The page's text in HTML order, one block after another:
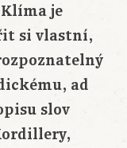
je
si vlastní,
ad
slov